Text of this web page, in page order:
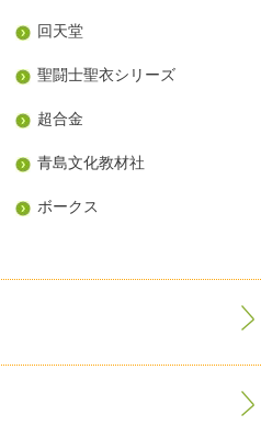
回天堂
聖闘士聖衣シリーズ
超合金
青島文化教材社
ボークス